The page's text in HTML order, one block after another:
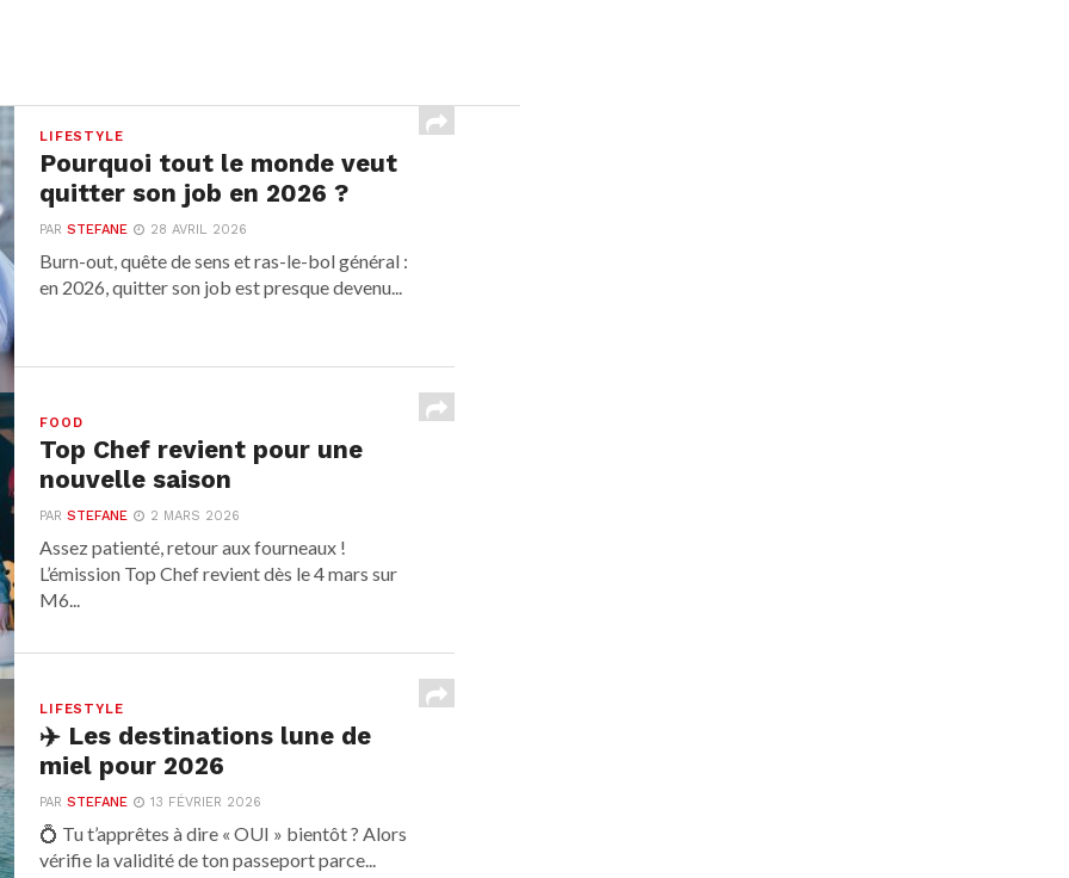
LIFESTYLE
Pourquoi tout le monde veut
quitter son job en 2026 ?
PARSTEFANE 28 AVRIL 2026
Burn-out, quête de sens et ras-le-bol général :
en 2026, quitter son job est presque devenu...
FOOD
Top Chef revient pour une
nouvelle saison
PARSTEFANE 2 MARS 2026
Assez patienté, retour aux fourneaux !
L’émission Top Chef revient dès le 4 mars sur
M6...
LIFESTYLE
✈️​ Les destinations lune de
miel pour 2026
PARSTEFANE 13 FÉVRIER 2026
💍 Tu t’apprêtes à dire « OUI » bientôt ? Alors
vérifie la validité de ton passeport parce...